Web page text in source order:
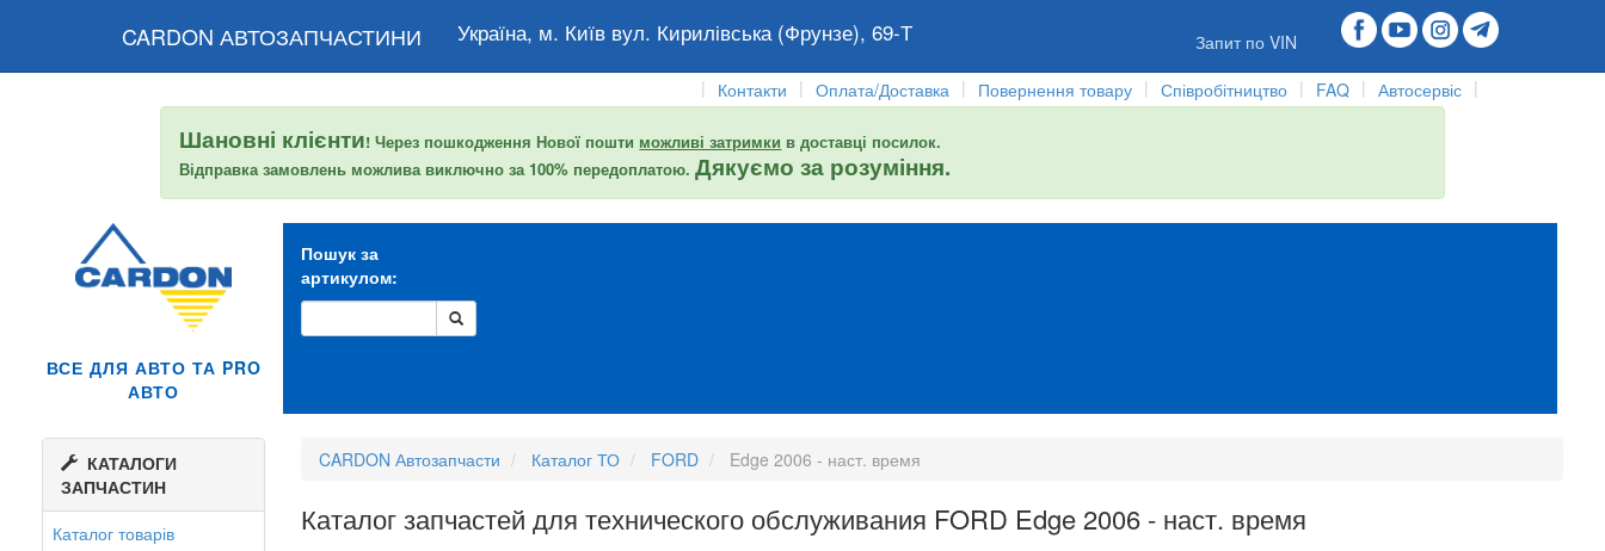
CARDON АВТОЗАПЧАСТИНИ Україна, м. Київ вул. Кирилівська (Фрунзе), 69-Т
Запит по VIN
|
Контакти | Оплата/Доставка | Повернення товару | Співробітництво | FAQ | Автосервіс |
Шановні клієнти! Через пошкодження Нової пошти можливі затримки в доставці посилок.
Відправка замовлень можлива виключно за 100% передоплатою.Дякуємо за розуміння.
ВСЕ ДЛЯ АВТО ТА PRO
АВТО
Пошук за
артикулом:
КАТАЛОГИ
ЗАПЧАСТИН
Каталог товарів
CARDON Автозапчасти Каталог ТО FORD Edge 2006 - наст. время
Каталог запчастей для технического обслуживания FORD Edge 2006 - наст. время